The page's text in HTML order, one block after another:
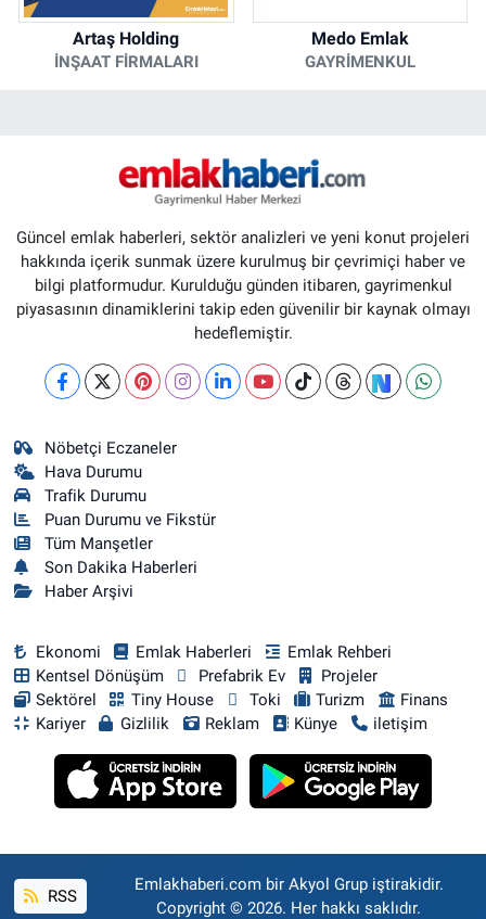
Artaş Holding
İNŞAAT FIRMALARI
Medo Emlak
GAYRIMENKUL
Güncel emlak haberleri, sektör analizleri ve yeni konut projeleri
hakkında içerik sunmak üzere kurulmuş bir çevrimiçi haber ve
bilgi platformudur. Kurulduğu günden itibaren, gayrimenkul
piyasasının dinamiklerini takip eden güvenilir bir kaynak olmayı
hedeflemiştir.
Nöbetçi Eczaneler
Hava Durumu
Trafik Durumu
Puan Durumu ve Fikstür
Tüm Manşetler
Son Dakika Haberleri
Haber Arşivi
Ekonomi Emlak Haberleri
Emlak Rehberi
Kentsel Dönüşüm
Prefabrik Ev
Projeler
Sektörel
Tiny House Toki Turizm
Finans
Kariyer
Gizlilik Reklam Künye iletişim
RSS
Emlakhaberi.com bir Akyol Grup iştirakidir.
Copyright © 2026. Her hakkı saklıdır.